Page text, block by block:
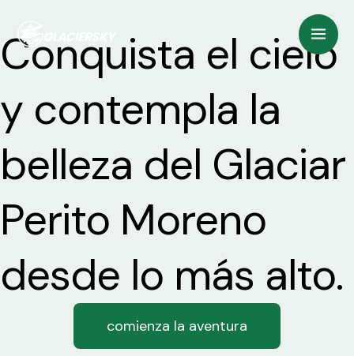
al
contenido
Conquista el cielo
y contempla la
belleza del Glaciar
Perito Moreno
desde lo más alto.
comienza la aventura